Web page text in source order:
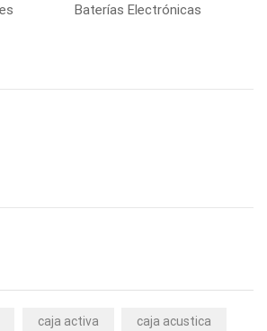
Baterías Electrónicas
caja activa caja acustica